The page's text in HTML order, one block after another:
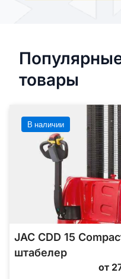
товары
В наличии
JAC CDD 15
штабелер
от